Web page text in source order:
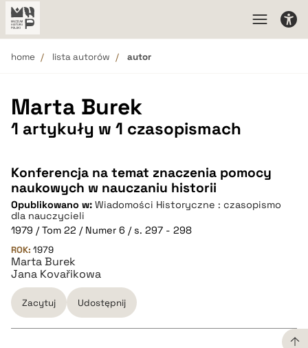
home lista autorów autor
Marta Burek
1 artykuły w 1 czasopismach
Konferencja na temat znaczenia pomocy
naukowych w nauczaniu historii
Opublikowano w: Wiadomości Historyczne : czasopismo
dla nauczycieli
1979 / Tom 22 / Numer 6 / s. 297 - 298
ROK: 1979
Marta Burek
Jana Kovařikowa
Zacytuj Udostępnij